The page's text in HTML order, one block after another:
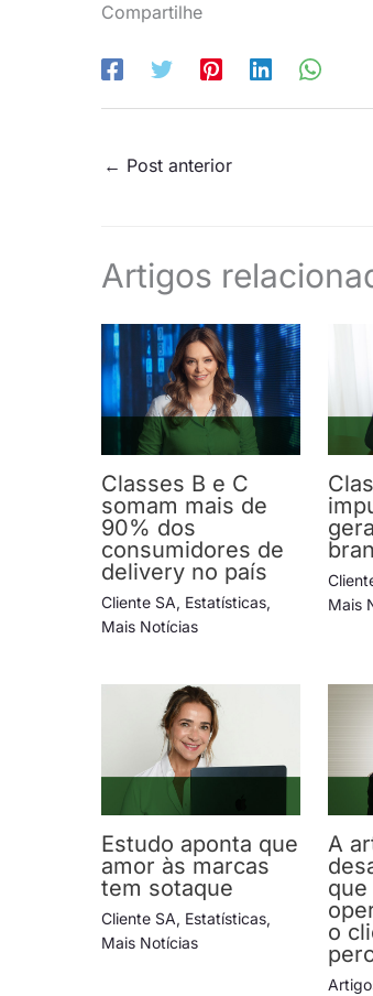
Compartilhe
← Post anterior
Artigos
Classes B e C
somam mais de
90% dos
consumidores de
delivery no país
Cliente SA, Estatísticas,
Mais Notícias
Mais
Estudo aponta que
amor às marcas
tem sotaque
Cliente SA, Estatísticas,
Mais Notícias
A
o